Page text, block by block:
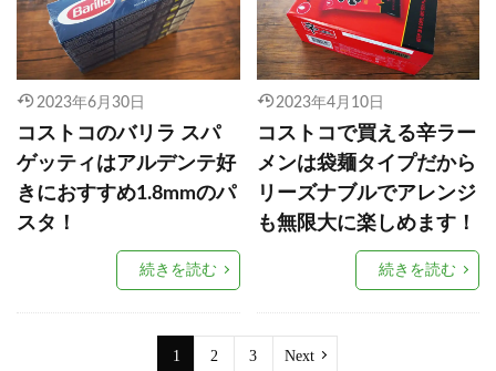
2023年6月30日
コストコのバリラ スパ
ゲッティはアルデンテ好
きにおすすめ1.8mmのパ
スタ！
続きを読む
2023年4月10日
コストコで買える辛ラー
メンは袋麺タイプだから
リーズナブルでアレンジ
も無限大に楽しめます！
続きを読む
1 2 3 Next